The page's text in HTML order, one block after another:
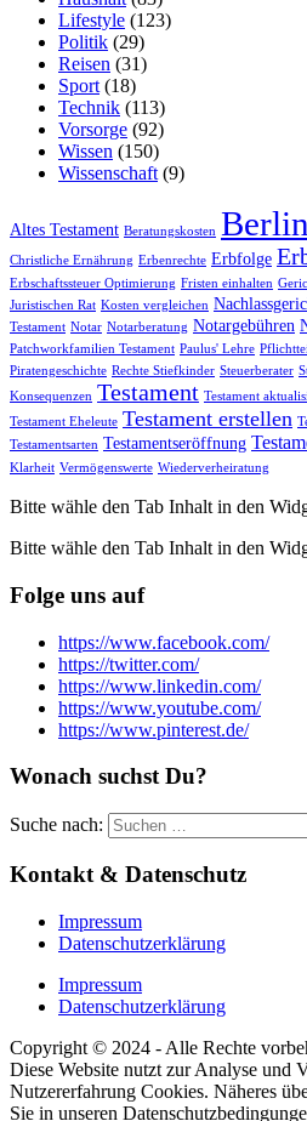
Lifestyle (123)
Politik (29)
Reisen (31)
Sport (18)
Technik (113)
Vorsorge (92)
Wissen (150)
Wissenschaft (9)
Altes Testament Beratungskosten
Christliche Ernährung Erbenrechte Erbfolge
Erbschaftssteuer Optimierung Fristen einhalten
Juristischen Rat Kosten vergleichen
Testament Notar Notarberatung Notargebühren
Patchworkfamilien Testament Paulus' Lehre
Piratengeschichte Rechte Stiefkinder Steuerberater
Konsequenzen Testament Testament
Testament Eheleute Testament erstellen
Testamentsarten Testamentseröffnung
Klarheit Vermögenswerte Wiederverheiratung
Bitte wähle den Tab Inhalt in den
Bitte wähle den Tab Inhalt in den
Folge uns auf
https://www.facebook.com/
https://twitter.com/
https://www.linkedin.com/
https://www.youtube.com/
https://www.pinterest.de/
Wonach suchst Du?
Suche nach:
Kontakt & Datenschutz
Impressum
Datenschutzerklärung
Impressum
Datenschutzerklärung
Copyright © 2024 - Alle Rechte
Diese Website nutzt zur Analyse und
Nutzererfahrung Cookies. Näheres
Sie in unseren